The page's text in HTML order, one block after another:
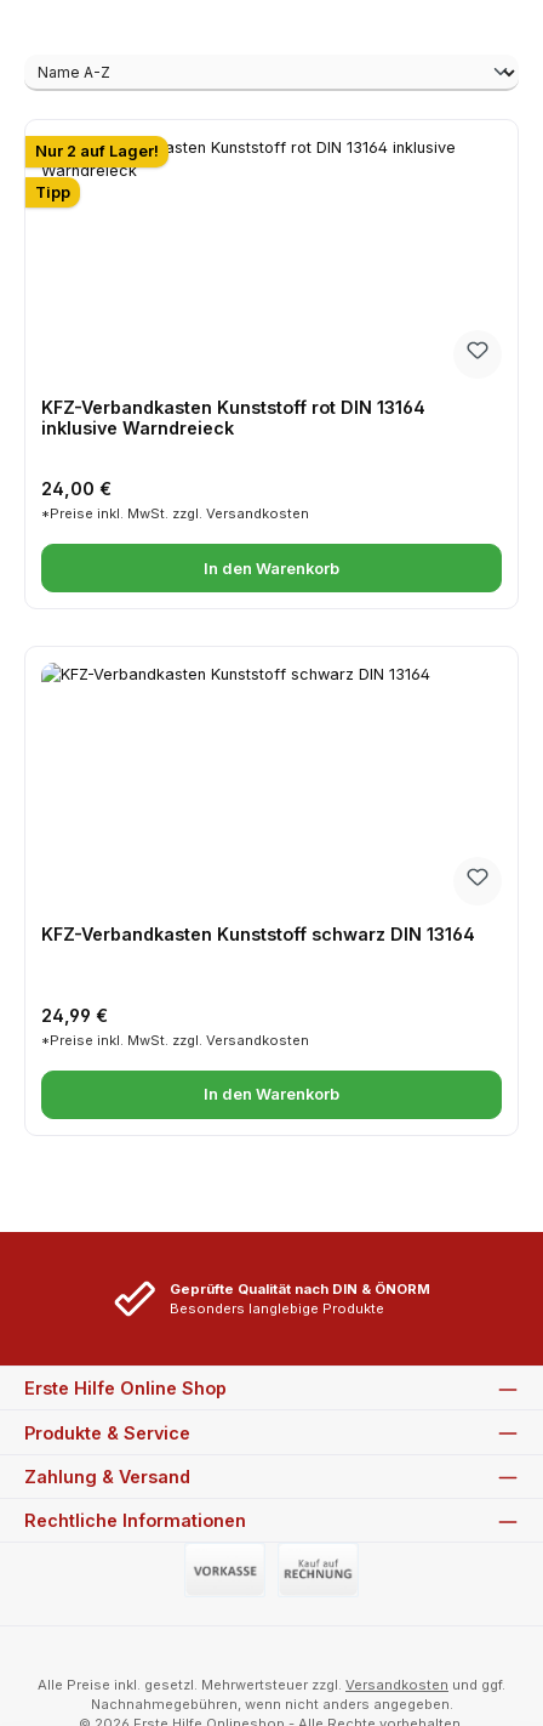
Nur 2 auf Lager!
Tipp
KFZ-Verbandkasten Kunststoff rot DIN 13164
inklusive Warndreieck
Regulärer Preis:
24,00 €
*Preise inkl. MwSt. zzgl. Versandkosten
In den Warenkorb
KFZ-Verbandkasten Kunststoff schwarz DIN 13164
Regulärer Preis:
24,99 €
*Preise inkl. MwSt. zzgl. Versandkosten
In den Warenkorb
Geprüfte Qualität nach DIN & ÖNORM
Besonders langlebige Produkte
Erste Hilfe Online Shop
Produkte & Service
Zahlung & Versand
Rechtliche Informationen
Alle Preise inkl. gesetzl. Mehrwertsteuer zzgl. Versandkosten und ggf.
Nachnahmegebühren, wenn nicht anders angegeben.